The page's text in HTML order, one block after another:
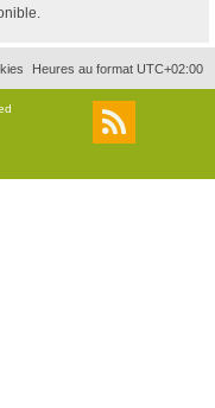
r
c
r
Heures au format UTC+02:00